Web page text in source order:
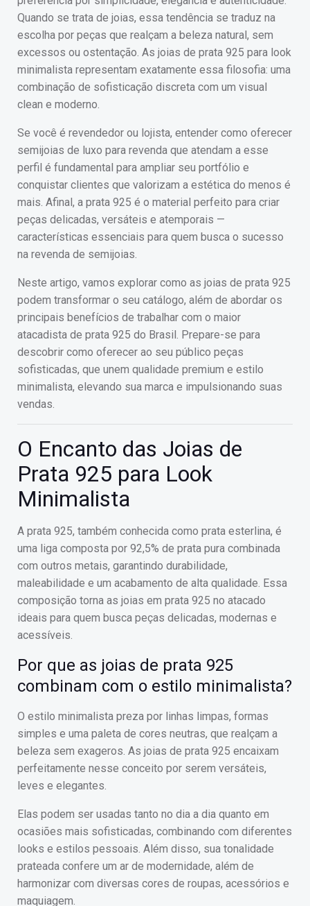
Quando se trata de joias, essa tendência se traduz na
escolha por peças que realçam a beleza natural, sem
excessos ou ostentação. As joias de prata 925 para look
minimalista representam exatamente essa filosofia: uma
combinação de sofisticação discreta com um visual
clean e moderno.
Se você é revendedor ou lojista, entender como oferecer
semijoias de luxo para revenda que atendam a esse
perfil é fundamental para ampliar seu portfólio e
conquistar clientes que valorizam a estética do menos é
mais. Afinal, a prata 925 é o material perfeito para criar
peças delicadas, versáteis e atemporais —
características essenciais para quem busca o sucesso
na revenda de semijoias.
Neste artigo, vamos explorar como as joias de prata 925
podem transformar o seu catálogo, além de abordar os
principais benefícios de trabalhar com o maior
atacadista de prata 925 do Brasil. Prepare-se para
descobrir como oferecer ao seu público peças
sofisticadas, que unem qualidade premium e estilo
minimalista, elevando sua marca e impulsionando suas
vendas.
O Encanto das Joias de
Prata 925 para Look
Minimalista
A prata 925, também conhecida como prata esterlina, é
uma liga composta por 92,5% de prata pura combinada
com outros metais, garantindo durabilidade,
maleabilidade e um acabamento de alta qualidade. Essa
composição torna as joias em prata 925 no atacado
ideais para quem busca peças delicadas, modernas e
acessíveis.
Por que as joias de prata 925
combinam com o estilo minimalista?
O estilo minimalista preza por linhas limpas, formas
simples e uma paleta de cores neutras, que realçam a
beleza sem exageros. As joias de prata 925 encaixam
perfeitamente nesse conceito por serem versáteis,
leves e elegantes.
Elas podem ser usadas tanto no dia a dia quanto em
ocasiões mais sofisticadas, combinando com diferentes
looks e estilos pessoais. Além disso, sua tonalidade
prateada confere um ar de modernidade, além de
harmonizar com diversas cores de roupas, acessórios e
maquiagem.